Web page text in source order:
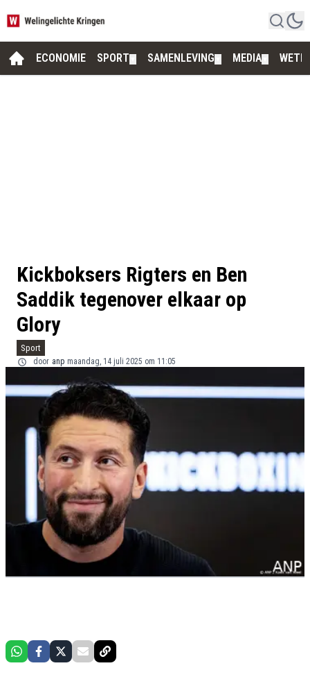
ECONOMIE SPORT SAMENLEVING MEDIA
Kickboksers Rigters en Ben
Saddik tegenover elkaar op
Glory
Sport
door anp maandag, 14 juli 2025 om 11:05